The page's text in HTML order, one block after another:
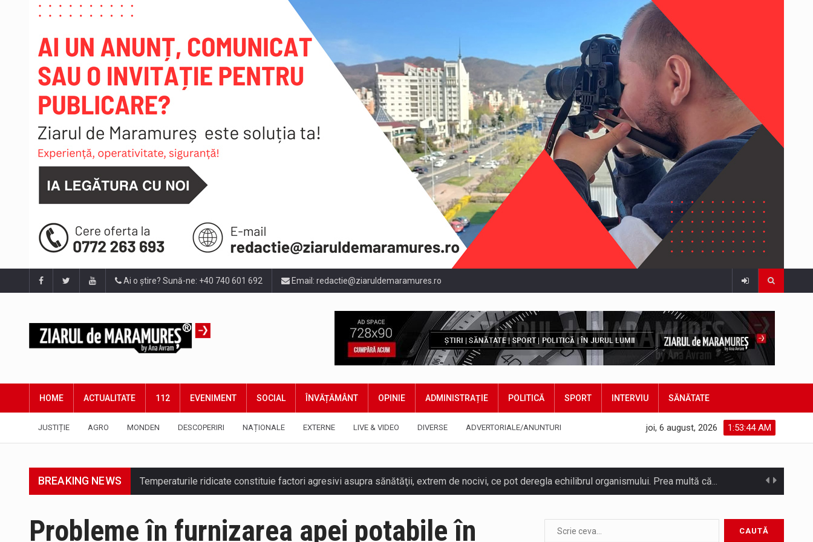
Ai o știre? Sună-ne: +40 740 601 692 Email: redactie@ziaruldemaramures.ro
HOME ACTUALITATE 112 EVENIMENT SOCIAL ÎNVĂȚĂMÂNT OPINIE ADMINISTRAȚIE POLITICĂ SPORT INTERVIU SĂNĂTATE
JUSTIȚIE AGRO MONDEN DESCOPERIRI NAȚIONALE EXTERNE LIVE & VIDEO DIVERSE ADVERTORIALE/ANUNTURI 1:53:46 AM
joi, 6 august, 2026
BREAKING NEWS SC VITAL SA: Întreruperea furnizării apei potabile în următoarele zone este consecința unor avarii. Ne cerem scuze pentru aceste incidente…
Probleme în furnizarea apei potabile în